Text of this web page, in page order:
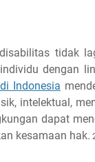
tidak
dengan
Indonesia
intelektual,
dapat
kesamaan hak.